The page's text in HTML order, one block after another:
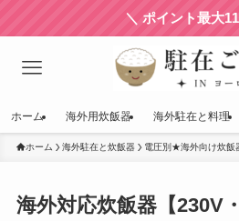
＼ ポイント最大
ホーム 海外用炊飯器 海外駐在と料理
ホーム 海外駐在と炊飯器 電圧別★海外向け炊飯
海外対応炊飯器【230V